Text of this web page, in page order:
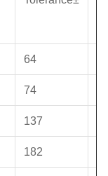
64
74
137
182